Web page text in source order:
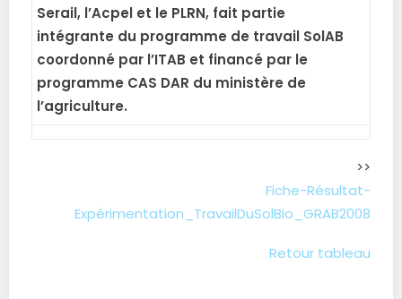
Serail, l’Acpel et le PLRN, fait partie
intégrante du programme de travail SolAB
coordonné par l’ITAB et financé par le
programme CAS DAR du ministère de
l’agriculture.
>>
Fiche-Résultat-
Expérimentation_TravailDuSolBio_GRAB2008
Retour tableau